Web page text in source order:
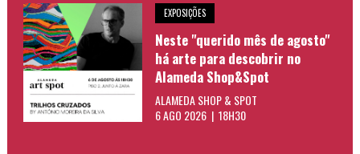
EXPOSIÇÕES
Neste "querido mês de agosto"
há arte para descobrir no
Alameda Shop&Spot
ALAMEDA SHOP & SPOT
6 AGO 2026 | 18H30